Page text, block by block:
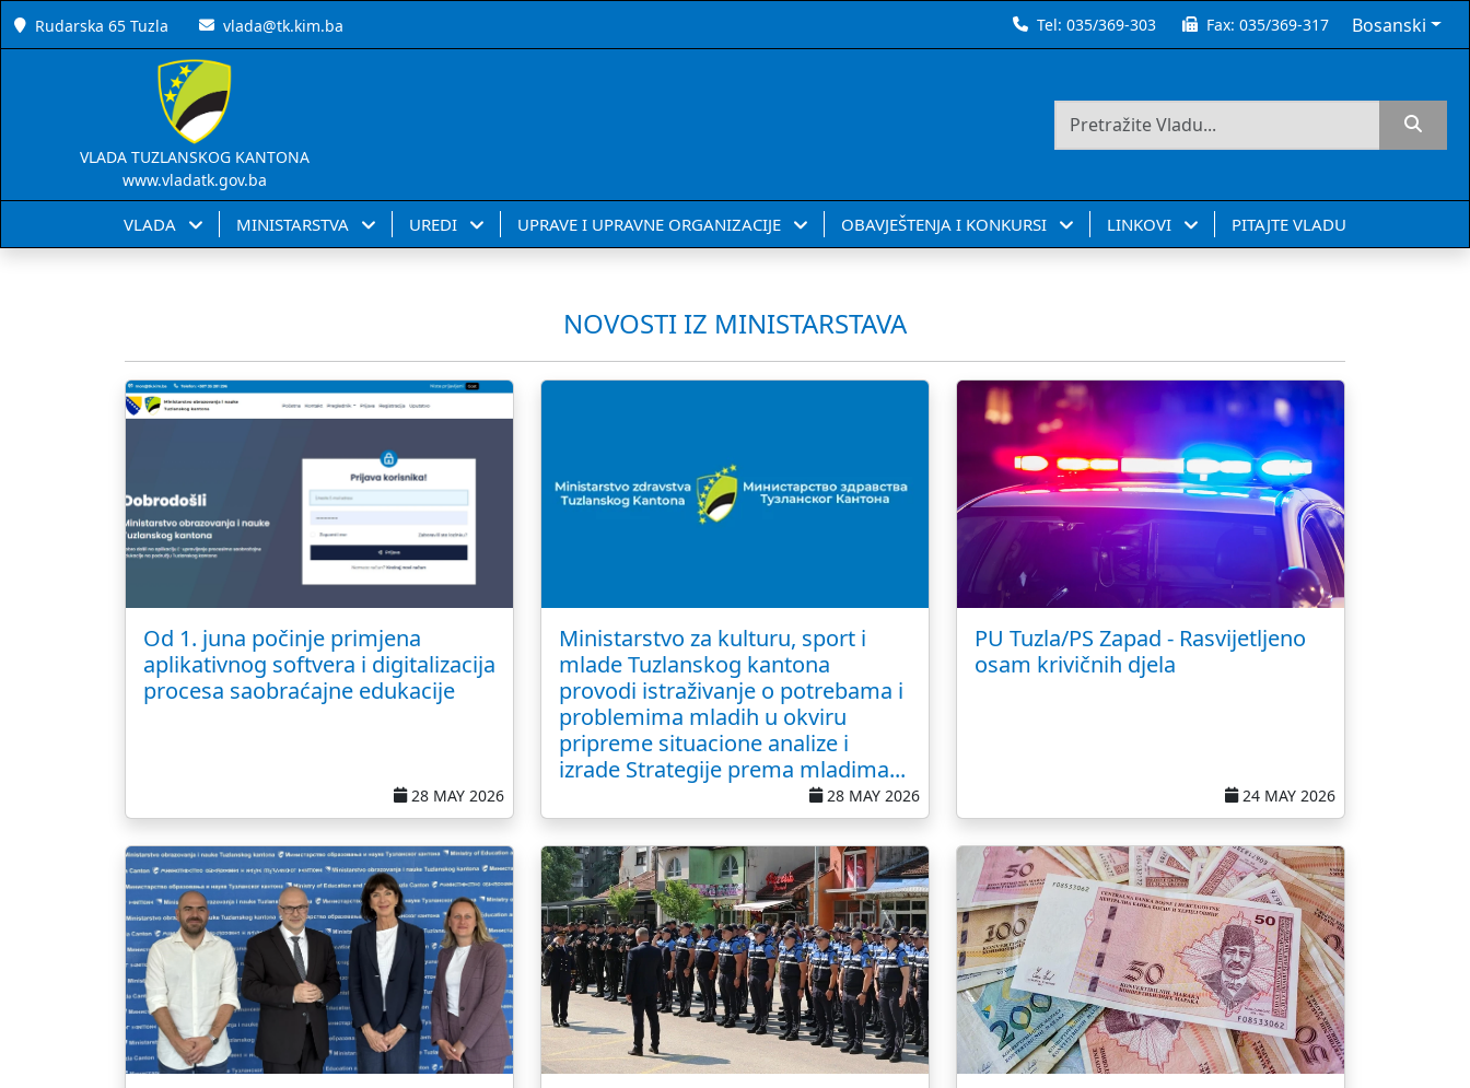
Rudarska 65 Tuzla vlada@tk.kim.ba Tel:035/369-303 Fax:035/369-317 Bosanski
VLADA TUZLANSKOG KANTONA
www.vladatk.gov.ba
VLADA MINISTARSTVA UREDI UPRAVE I UPRAVNE ORGANIZACIJE OBAVJEŠTENJA I KONKURSI LINKOVI PITAJTE VLADU
NOVOSTI IZ MINISTARSTAVA
Od 1. juna počinje primjena
aplikativnog softvera i digitalizacija
procesa saobraćajne edukacije
28 MAY 2026
Ministarstvo za kulturu, sport i
mlade Tuzlanskog kantona
provodi istraživanje o potrebama i
problemima mladih u okviru
pripreme situacione analize i
izrade Strategije prema mladima...
28 MAY 2026
PU Tuzla/PS Zapad - Rasvijetljeno
osam krivičnih djela
24 MAY 2026